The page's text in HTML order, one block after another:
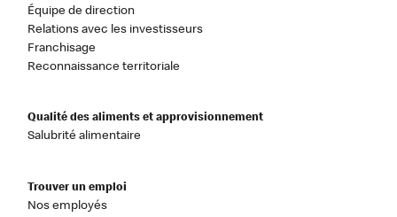
Équipe de direction
Relations avec les investisseurs
Franchisage
Reconnaissance territoriale
Qualité des aliments et approvisionnement
Salubrité alimentaire
Trouver un emploi
Nos employés